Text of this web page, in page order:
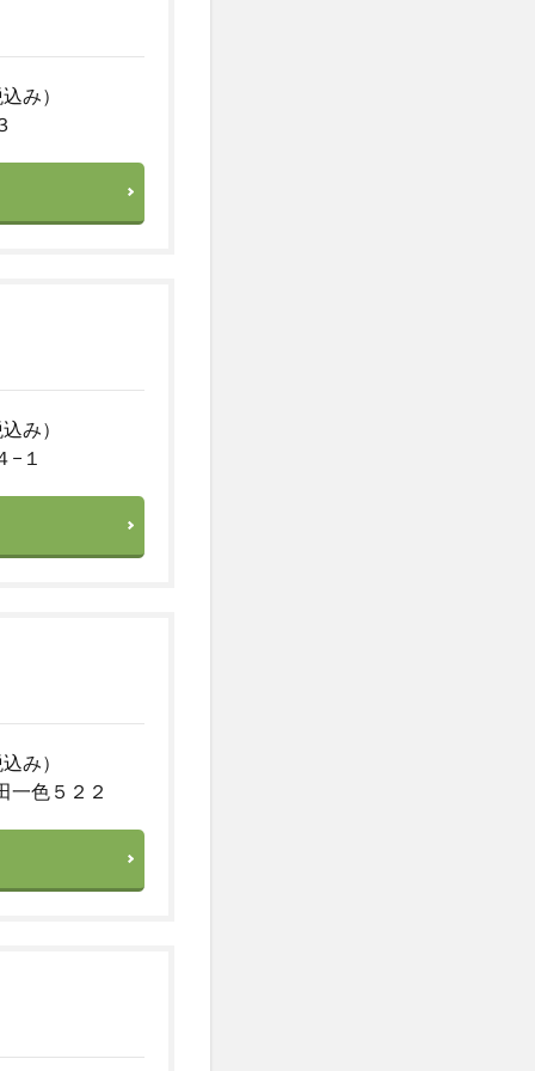
み）
み）
１
み）
色５２２